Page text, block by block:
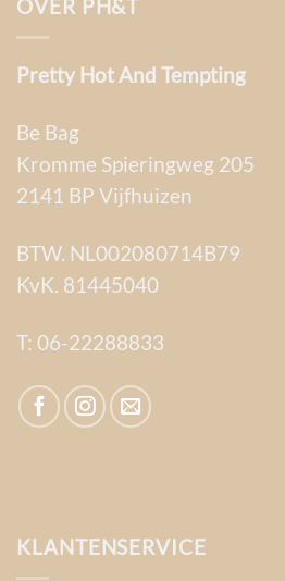
OVER PH&T
Pretty Hot And Tempting
Be Bag
Kromme Spieringweg 205
2141 BP Vijfhuizen
BTW. NL002080714B79
KvK. 81445040
T: 06-22288833
KLANTENSERVICE